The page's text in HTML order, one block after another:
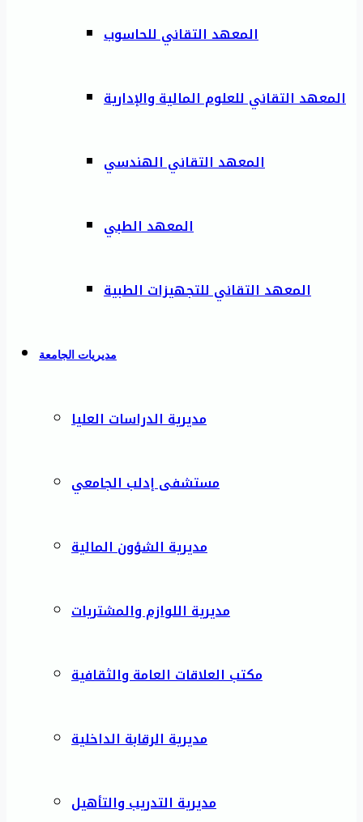
المعهد التقاني للحاسوب
المعهد التقاني للعلوم المالية والإدارية
المعهد التقاني الهندسي
المعهد الطبي
المعهد التقاني للتجهيزات الطبية
مديريات الجامعة
مديرية الدراسات العليا
مستشفى إدلب الجامعي
مديرية الشؤون المالية
مديرية اللوازم والمشتريات
مكتب العلاقات العامة والثقافية
مديرية الرقابة الداخلية
مديرية التدريب والتأهيل